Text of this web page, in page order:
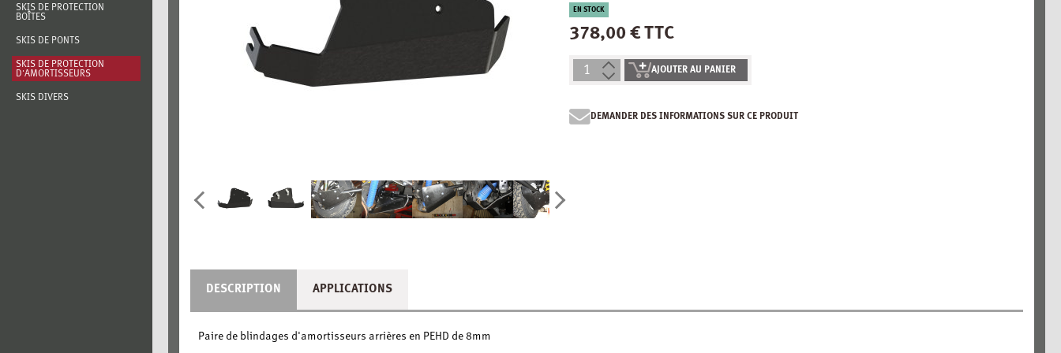
SKIS DE PROTECTION
BOÎTES
SKIS DE PONTS
SKIS DE PROTECTION
D'AMORTISSEURS
SKIS DIVERS
EN STOCK
378,00 € TTC
AJOUTER AU PANIER
DEMANDER DES INFORMATIONS SUR CE PRODUIT
DESCRIPTION APPLICATIONS
Paire de blindages d'amortisseurs arrières en PEHD de 8mm